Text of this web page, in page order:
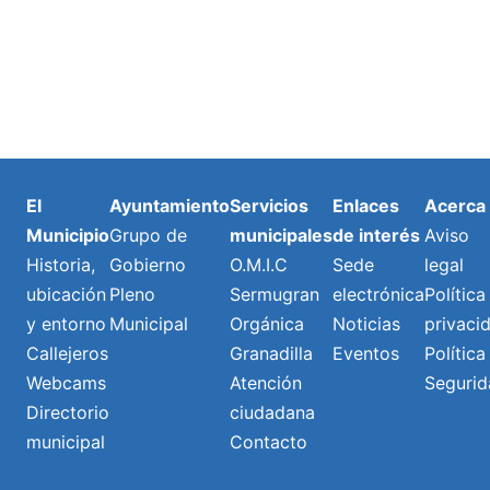
El
Municipio
Historia,
ubicación
y entorno
Callejeros
Webcams
Directorio
municipal
Ayuntamiento
Grupo de
Gobierno
Pleno
Municipal
Servicios
municipales
O.M.I.C
Sermugran
Orgánica
Granadilla
Atención
ciudadana
Contacto
Enlaces
de interés
Sede
electrónica
Noticias
Eventos
Acerca
Aviso
legal
Política
Política